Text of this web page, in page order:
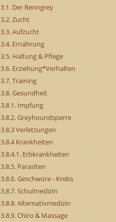
3.1. Der Renngrey
3.2. Zucht
3.3. Aufzucht
3.4. Ernährung
3.5. Haltung & Pflege
3.6. Erziehung*Verhalten
3.7. Training
3.8. Gesundheit
3.8.1. Impfung
3.8.2. Greyhoundsperre
3.8.3 Verletzungen
3.8.4 Krankheiten
3.8.4.1. Erbkrankheiten
3.8.5. Parasiten
3.8.6. Geschwüre - Krebs
3.8.7. Schulmedizin
3.8.8. Alternativmedizin
3.8.9. Chiro & Massage